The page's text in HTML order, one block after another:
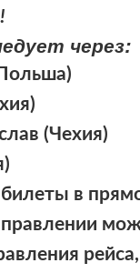
через:
(Чехия)
в
рейса,